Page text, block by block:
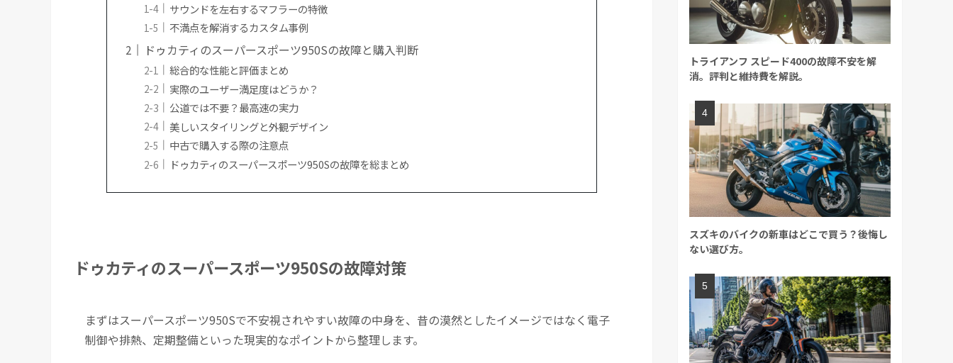
サウンドを左右するマフラーの特徴
不満点を解消するカスタム事例
ドゥカティのスーパースポーツ950Sの故障と購入判断
総合的な性能と評価まとめ
実際のユーザー満足度はどうか？
公道では不要？最高速の実力
美しいスタイリングと外観デザイン
中古で購入する際の注意点
ドゥカティのスーパースポーツ950Sの故障を総まとめ
ドゥカティのスーパースポーツ950Sの故障対策
まずはスーパースポーツ950Sで不安視されやすい故障の中身を、昔の漠然としたイメージではなく電子
制御や排熱、定期整備といった現実的なポイントから整理します。
トライアンフ スピード400の故障不安を解
消。評判と維持費を解説。
スズキのバイクの新車はどこで買う？後悔し
ない選び方。